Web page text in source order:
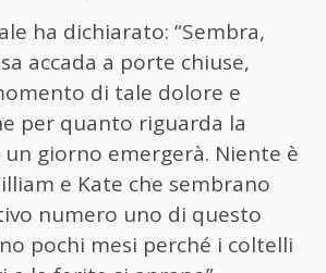
ha dichiarato: “Sembra,
accada a porte chiuse,
di tale dolore e
per quanto riguarda la
giorno emergerà. Niente è
e Kate che sembrano
numero uno di questo
pochi mesi perché i coltelli